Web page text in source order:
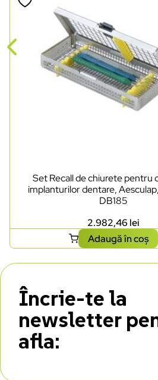
Set Recall de chiurete pentru
implanturilor dentare,
DB185
2.982,46 lei
Adaugă în coș
Încrie-te la
newsletter
afla: